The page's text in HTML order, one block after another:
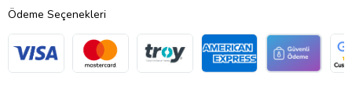
Ödeme Seçenekleri